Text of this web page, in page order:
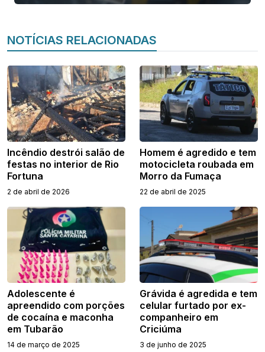
NOTÍCIAS RELACIONADAS
Incêndio destrói salão de
festas no interior de Rio
Fortuna
2 de abril de 2026
Homem é agredido e tem
motocicleta roubada em
Morro da Fumaça
22 de abril de 2025
Adolescente é
apreendido com porções
de cocaína e maconha
em Tubarão
14 de março de 2025
Grávida é agredida e tem
celular furtado por ex-
companheiro em
Criciúma
3 de junho de 2025